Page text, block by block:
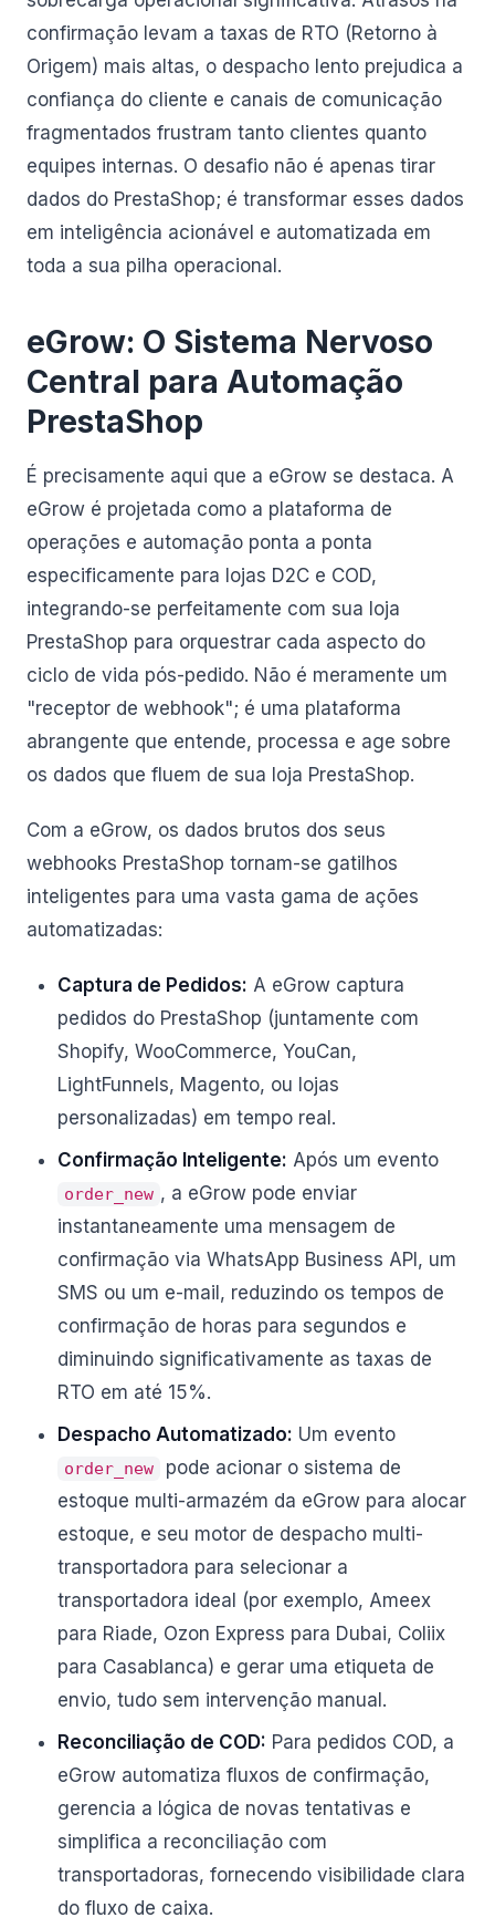
confirmação levam a taxas de RTO (Retorno à
Origem) mais altas, o despacho lento prejudica a
confiança do cliente e canais de comunicação
fragmentados frustram tanto clientes quanto
equipes internas. O desafio não é apenas tirar
dados do PrestaShop; é transformar esses dados
em inteligência acionável e automatizada em
toda a sua pilha operacional.
eGrow: O Sistema Nervoso
Central para Automação
PrestaShop
É precisamente aqui que a eGrow se destaca. A
eGrow é projetada como a plataforma de
operações e automação ponta a ponta
especificamente para lojas D2C e COD,
integrando-se perfeitamente com sua loja
PrestaShop para orquestrar cada aspecto do
ciclo de vida pós-pedido. Não é meramente um
"receptor de webhook"; é uma plataforma
abrangente que entende, processa e age sobre
os dados que fluem de sua loja PrestaShop.
Com a eGrow, os dados brutos dos seus
webhooks PrestaShop tornam-se gatilhos
inteligentes para uma vasta gama de ações
automatizadas:
Captura de Pedidos: A eGrow captura
pedidos do PrestaShop (juntamente com
Shopify, WooCommerce, YouCan,
LightFunnels, Magento, ou lojas
personalizadas) em tempo real.
Confirmação Inteligente: Após um evento
order_new , a eGrow pode enviar
instantaneamente uma mensagem de
confirmação via WhatsApp Business API, um
SMS ou um e-mail, reduzindo os tempos de
confirmação de horas para segundos e
diminuindo significativamente as taxas de
RTO em até 15%.
Despacho Automatizado: Um evento
order_new
pode acionar o sistema de
estoque multi-armazém da eGrow para alocar
estoque, e seu motor de despacho multi-
transportadora para selecionar a
transportadora ideal (por exemplo, Ameex
para Riade, Ozon Express para Dubai, Coliix
para Casablanca) e gerar uma etiqueta de
envio, tudo sem intervenção manual.
Reconciliação de COD: Para pedidos COD, a
eGrow automatiza fluxos de confirmação,
gerencia a lógica de novas tentativas e
simplifica a reconciliação com
transportadoras, fornecendo visibilidade clara
do fluxo de caixa.